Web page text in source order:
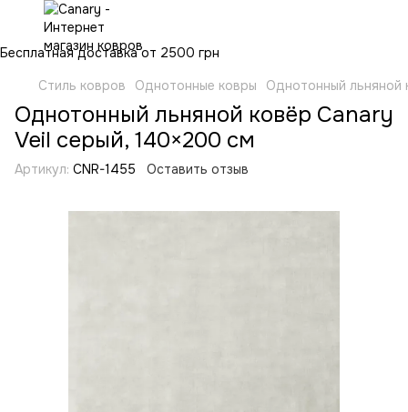
Бесплатная доставка от 2500 грн
Стиль ковров
Однотонные ковры Однотонный льняной
Однотонный льняной ковёр Canary
Veil серый, 140×200 см
Артикул: CNR-1455 Оставить отзыв